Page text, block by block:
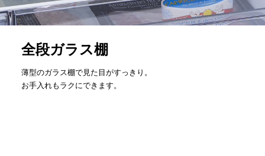
全段ガラス棚
薄型のガラス棚で見た目がすっきり。
お手入れもラクにできます。